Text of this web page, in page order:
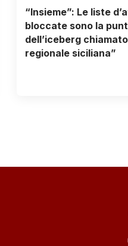
“Insieme”: Le liste
bloccate sono la
dell’iceberg
regionale siciliana”